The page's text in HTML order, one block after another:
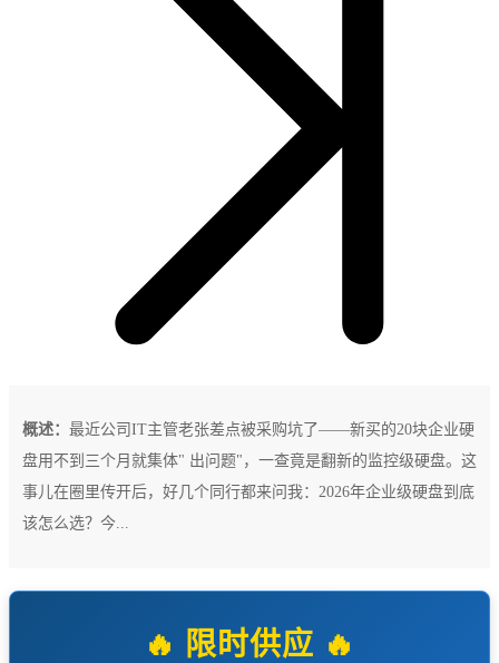
概述： 最近公司IT主管老张差点被采购坑了——新买的20块企业硬
盘用不到三个月就集体" 出问题"，一查竟是翻新的监控级硬盘。这
事儿在圈里传开后，好几个同行都来问我：2026年企业级硬盘到底
该怎么选？今...
🔥 限时供应 🔥